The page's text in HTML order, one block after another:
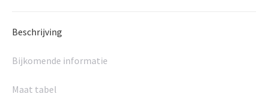
Beschrijving
Bijkomende informatie
Maat tabel